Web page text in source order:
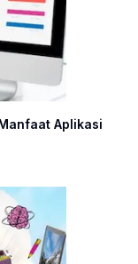
Aplikasi